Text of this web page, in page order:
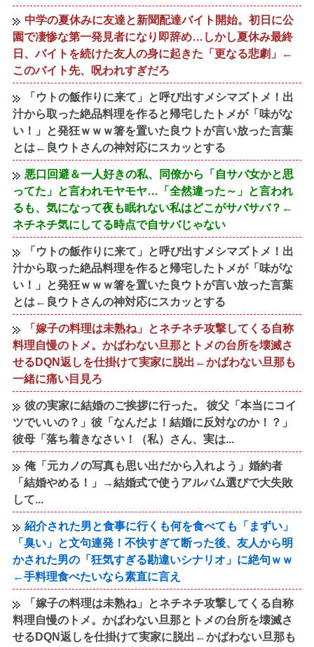
中学の夏休みに友達と新聞配達バイト開始。初日に公
園で凄惨な第一発見者になり即辞め…しかし夏休み最終
日、バイトを続けた友人の身に起きた「更なる悲劇」←
このバイト先、呪われすぎだろ
「ウトの飯作りに来て」と呼び出すメシマズトメ！出
汁から取った絶品料理を作ると帰宅したトメが「味がな
い！」と発狂ｗｗｗ箸を置いた良ウトが言い放った言葉
とは←良ウトさんの神対応にスカッとする
悪口回避＆一人好きの私、同僚から「自サバ女かと思
ってた」と言われモヤモヤ…「全然違った～」と言われ
るも、気になって夜も眠れない私はどこがサバサバ？←
ネチネチ気にしてる時点で自サバじゃない
「ウトの飯作りに来て」と呼び出すメシマズトメ！出
汁から取った絶品料理を作ると帰宅したトメが「味がな
い！」と発狂ｗｗｗ箸を置いた良ウトが言い放った言葉
とは←良ウトさんの神対応にスカッとする
「嫁子の料理は未熟ね」とネチネチ攻撃してくる自称
料理自慢のトメ。かばわない旦那とトメの台所を壊滅さ
せるDQN返しを仕掛けて実家に脱出←かばわない旦那も
一緒に痛い目見ろ
彼の実家に結婚のご挨拶に行った。 彼父「本当にコイ
ツでいいの？」彼「なんだよ！結婚に反対なのか！？」
彼母「落ち着きなさい！（私）さん、実は...
俺「元カノの写真も思い出だから入れよう」婚約者
「結婚やめる！」→結婚式で使うアルバム選びで大失敗
して...
紹介された男と食事に行くも何を食べても「まずい」
「臭い」と文句連発！不快すぎて断った後、友人から明
かされた男の「狂気すぎる勘違いシナリオ」に絶句ｗｗ
←手料理食べたいなら素直に言え
「嫁子の料理は未熟ね」とネチネチ攻撃してくる自称
料理自慢のトメ。かばわない旦那とトメの台所を壊滅さ
せるDQN返しを仕掛けて実家に脱出←かばわない旦那も